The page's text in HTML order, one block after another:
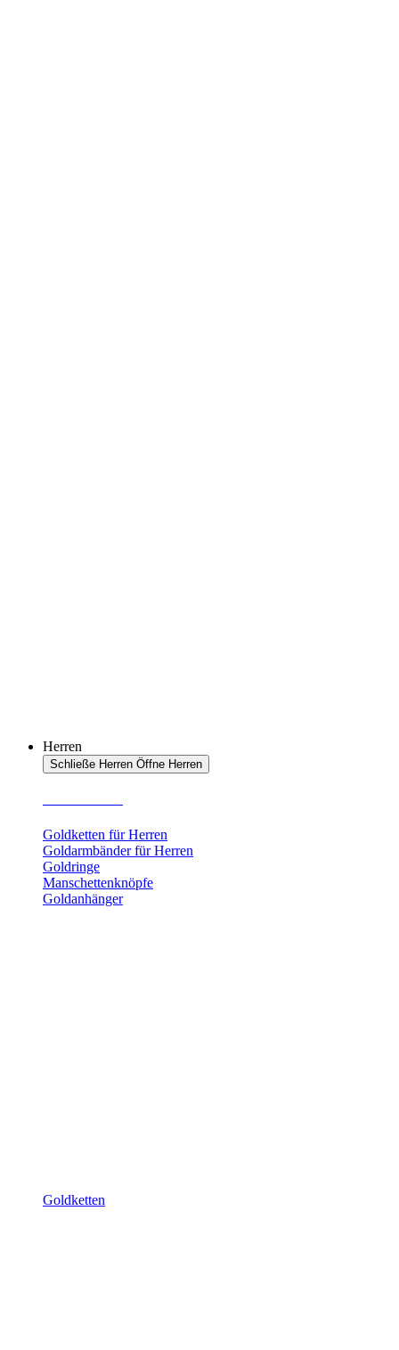
Herren
Schließe Herren Öffne Herren
Goldketten für Herren
Goldarmbänder für Herren
Goldringe
Manschettenknöpfe
Goldanhänger
Goldketten